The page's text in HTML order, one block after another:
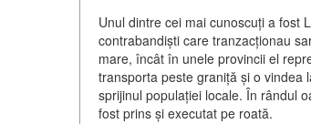
Unul dintre cei mai cunoscuți a fost
contrabandiști care tranzacționau
mare, încât în unele provincii el
transporta peste graniță și o vindea
sprijinul populației locale. În rândul
fost prins și executat pe roată.